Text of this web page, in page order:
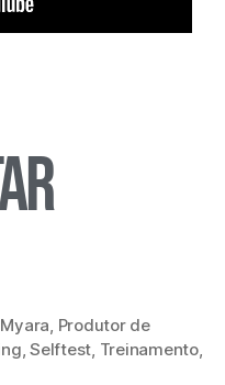
Produtor de
,Selftest Treinamento,